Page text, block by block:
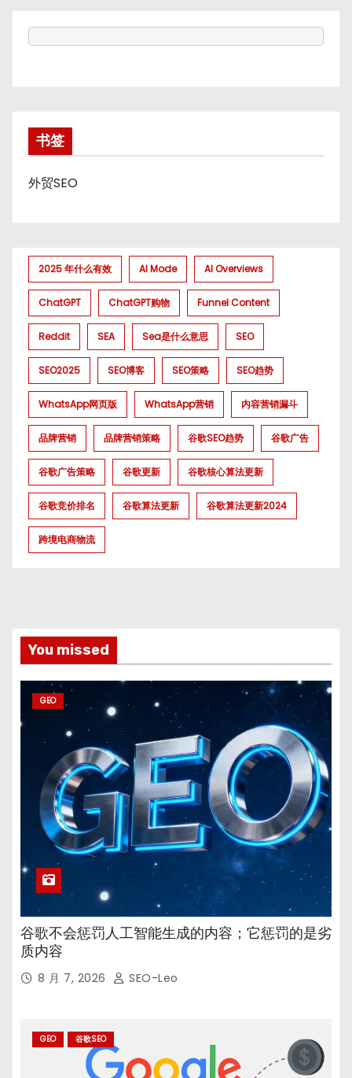
书签
外贸SEO
2025 年什么有效 AI Mode AI Overviews
ChatGPT ChatGPT购物 Funnel Content
Reddit SEA Sea是什么意思 SEO
SEO2025 SEO博客 SEO策略 SEO趋势
WhatsApp网页版 WhatsApp营销 内容营销漏斗
品牌营销 品牌营销策略 谷歌SEO趋势 谷歌广告
谷歌广告策略 谷歌更新 谷歌核心算法更新
谷歌竞价排名 谷歌算法更新 谷歌算法更新2024
跨境电商物流
You missed
GEO
谷歌不会惩罚人工智能生成的内容；它惩罚的是劣
质内容
8 月 7, 2026 SEO-Leo
GEO 谷歌SEO